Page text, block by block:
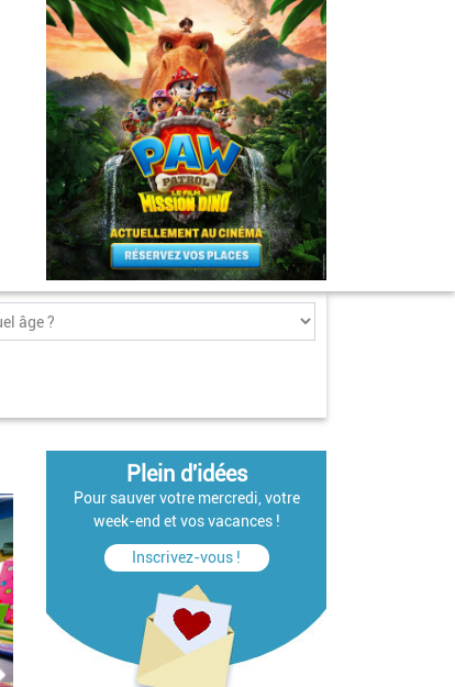
Plein d'idées
Pour sauver votre mercredi, votre
week-end et vos vacances !
Inscrivez-vous !